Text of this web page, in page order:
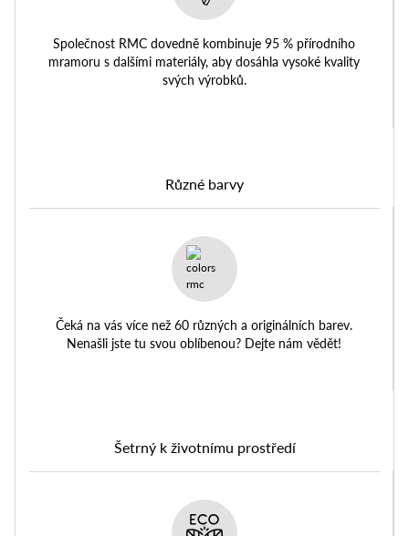
Společnost RMC dovedně kombinuje 95 % přírodního
mramoru s dalšími materiály, aby dosáhla vysoké kvality
svých výrobků.
Různé barvy
Čeká na vás více než 60 různých a originálních barev.
Nenašli jste tu svou oblíbenou? Dejte nám vědět!
Šetrný k životnímu prostředí